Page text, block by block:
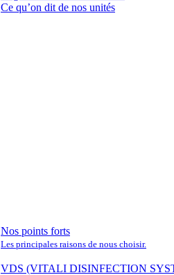
Ce qu’on dit de nos unités
Nos points forts
Les principales raisons de nous choisir.
VDS (VITALI DISINFECTION